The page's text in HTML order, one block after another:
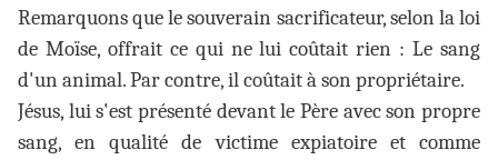
Remarquons que le souverain sacrificateur, selon la loi
de Moïse, offrait ce qui ne lui coûtait rien : Le sang
d'un animal. Par contre, il coûtait à son propriétaire.
Jésus, lui s'est présenté devant le Père avec son propre
sang, en qualité de victime expiatoire et comme